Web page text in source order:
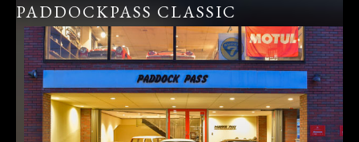
PADDOCKPASS CLASSIC